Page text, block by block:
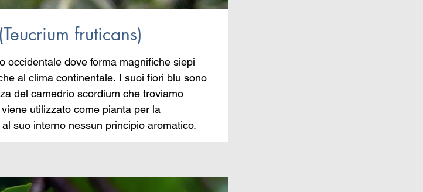
fruticans)
occidentale dove forma magnifiche siepi
al clima continentale. I suoi fiori blu sono
del camedrio scordium che troviamo
utilizzato come pianta per la
suo interno nessun principio aromatico.